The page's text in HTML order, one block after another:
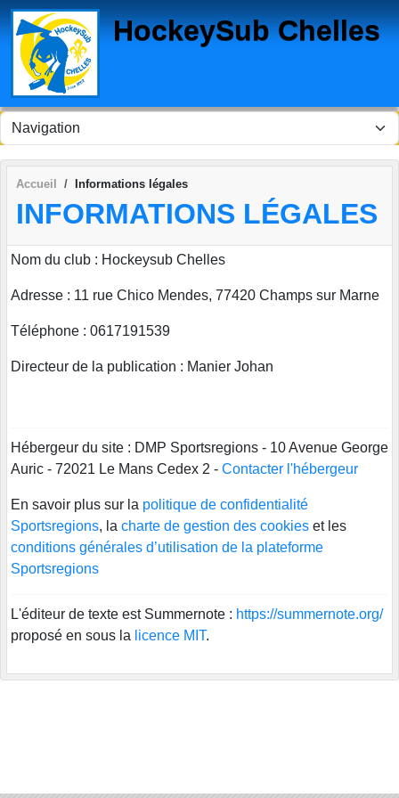
HockeySub Chelles
Accueil Informations légales
INFORMATIONS LÉGALES
Nom du club : Hockeysub Chelles
Adresse : 11 rue Chico Mendes, 77420 Champs sur Marne
Téléphone : 0617191539
Directeur de la publication : Manier Johan
Hébergeur du site : DMP Sportsregions - 10 Avenue George
Auric - 72021 Le Mans Cedex 2 - Contacter l'hébergeur
En savoir plus sur la politique de confidentialité
Sportsregions, la charte de gestion des cookies et les
conditions générales d’utilisation de la plateforme
Sportsregions
L'éditeur de texte est Summernote : https://summernote.org/
proposé en sous la licence MIT.
Panneau de gestion des cookies